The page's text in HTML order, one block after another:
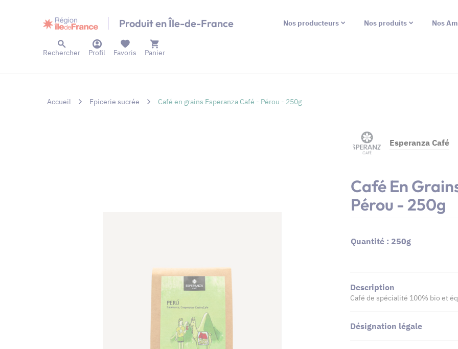
Produit en Île-de-France Nos producteurs Nos produits Nos
Rechercher Profil Panier
Favoris
Accueil Epicerie sucrée Café en grains Esperanza Café - Pérou - 250g
Esperanza Café
Café En
Pérou - 250g
Quantité : 250g
Description
Café de spécialité 100% bio et
Désignation légale